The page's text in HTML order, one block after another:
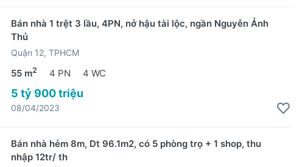
Bán nhà 1 trệt 3 lầu, 4PN, nở hậu tài lộc, ngần Nguyễn Ảnh
Thủ
Quận 12, TPHCM
55 m2 4 PN 4 WC
5 tỷ 900 triệu
08/04/2023
Bán nhà hẻm 8m, Dt 96.1m2, có 5 phòng trọ + 1 shop, thu
nhập 12tr/ th